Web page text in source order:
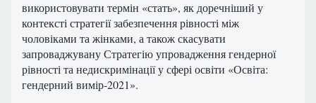
використовувати термін «стать», як доречніший у
контексті стратегії забезпечення рівності між
чоловіками та жінками, а також скасувати
запроваджувану Стратегію упровадження гендерної
рівності та недискримінації у сфері освіти «Освіта:
гендерний вимір-2021».